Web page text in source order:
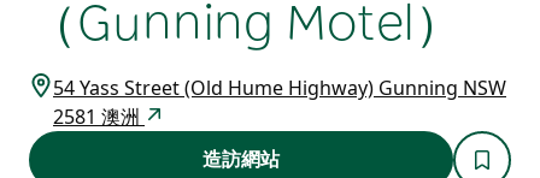
（Gunning Motel）
54 Yass Street (Old Hume Highway) Gunning NSW
2581 澳洲
造訪網站